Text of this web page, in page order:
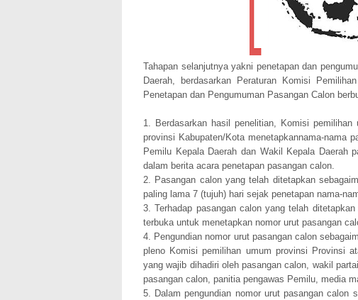
Tahapan selanjutnya yakni penetapan dan
Daerah, berdasarkan Peraturan Komisi
Penetapan dan Pengumuman Pasangan Calon
1. Berdasarkan hasil penelitian, Komisi
provinsi Kabupaten/Kota menetapkannama-nama
Pemilu Kepala Daerah dan Wakil Kepala Daerah
dalam berita acara penetapan pasangan calon.
2. Pasangan calon yang telah ditetapkan
paling lama 7 (tujuh) hari sejak penetapan nama-
3. Terhadap pasangan calon yang telah
terbuka untuk menetapkan nomor urut pasangan
4. Pengundian nomor urut pasangan calon
pleno Komisi pemilihan umum provinsi Provinsi
yang wajib dihadiri oleh pasangan calon, wakil
pasangan calon, panitia pengawas Pemilu, media
5. Dalam pengundian nomor urut pasangan calon